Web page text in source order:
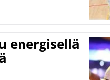
energisellä